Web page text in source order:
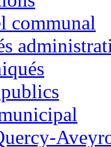
communal